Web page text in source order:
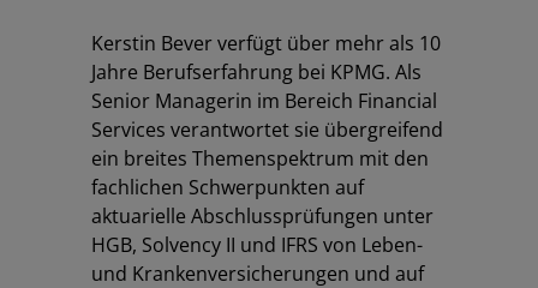
Kerstin Bever verfügt über mehr als 10
Jahre Berufserfahrung bei KPMG. Als
Senior Managerin im Bereich Financial
Services verantwortet sie übergreifend
ein breites Themenspektrum mit den
fachlichen Schwerpunkten auf
aktuarielle Abschlussprüfungen unter
HGB, Solvency II und IFRS von Leben-
und Krankenversicherungen und auf